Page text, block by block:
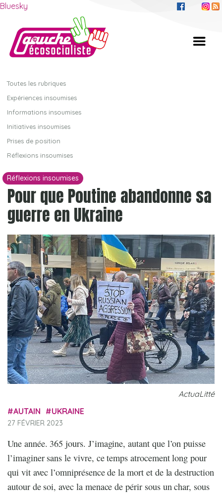
Bluesky
Toutes les rubriques
Expériences insoumises
Informations insoumises
Initiatives insoumises
Prises de position
Réflexions insoumises
Réflexions insoumises
Pour que Poutine abandonne sa
guerre en Ukraine
ActuaLitté
AUTAIN
UKRAINE
27 FÉVRIER 2023
Une année. 365 jours. J’imagine, autant que l’on puisse
l’imaginer sans le vivre, ce temps atrocement long pour
qui vit avec l’omniprésence de la mort et de la destruction
autour de soi, avec la menace de périr sous un char, sous